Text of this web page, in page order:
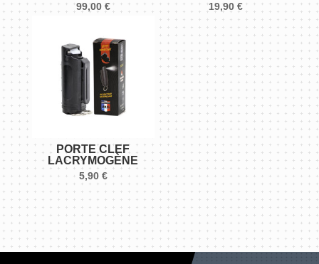
99,00 € 19,90€
PORTE CLEF
LACRYMOGÈNE
5,90 €